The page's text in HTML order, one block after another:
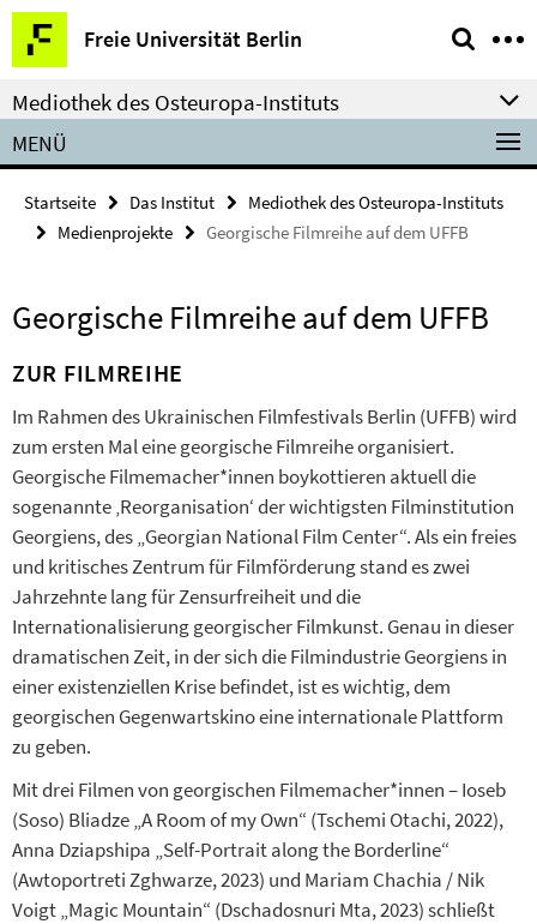
Springe
direkt
zu
Inhalt
Freie Universität Berlin
Service-
Navigation
Mediothek des Osteuropa-Instituts
MENÜ
Startseite Das Institut
Mediothek des Osteuropa-Instituts
Medienprojekte
Georgische Filmreihe auf dem UFFB
Georgische Filmreihe auf dem UFFB
ZUR FILMREIHE
Im Rahmen des Ukrainischen Filmfestivals Berlin (UFFB) wird
zum ersten Mal eine georgische Filmreihe organisiert.
Georgische Filmemacher*innen boykottieren aktuell die
sogenannte ‚Reorganisation‘ der wichtigsten Filminstitution
Georgiens, des „Georgian National Film Center“. Als ein freies
und kritisches Zentrum für Filmförderung stand es zwei
Jahrzehnte lang für Zensurfreiheit und die
Internationalisierung georgischer Filmkunst. Genau in dieser
dramatischen Zeit, in der sich die Filmindustrie Georgiens in
einer existenziellen Krise befindet, ist es wichtig, dem
georgischen Gegenwartskino eine internationale Plattform
zu geben.
Mit drei Filmen von georgischen Filmemacher*innen – Ioseb
(Soso) Bliadze „A Room of my Own“ (Tschemi Otachi, 2022),
Anna Dziapshipa „Self-Portrait along the Borderline“
(Awtoportreti Zghwarze, 2023) und Mariam Chachia / Nik
Voigt „Magic Mountain“ (Dschadosnuri Mta, 2023) schließt